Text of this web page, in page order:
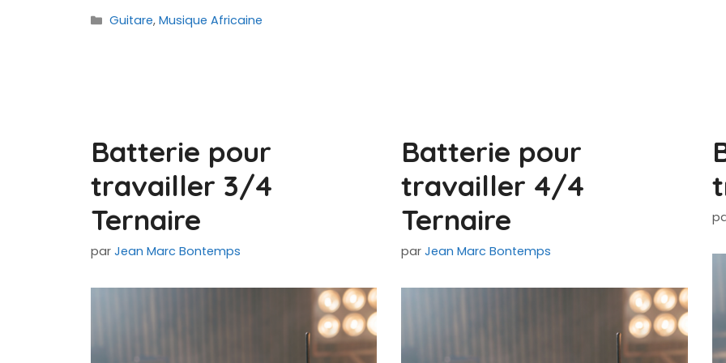
Catégories
Guitare,Musique Africaine
Batterie pour
travailler 3/4
Ternaire
par Jean Marc Bontemps
Batterie pour
travailler 4/4
Ternaire
parJean Marc Bontemps